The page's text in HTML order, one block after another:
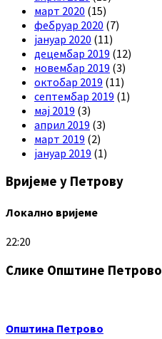
март 2020 (15)
фебруар 2020 (7)
јануар 2020 (11)
децембар 2019 (12)
новембар 2019 (3)
октобар 2019 (11)
септембар 2019 (1)
мај 2019 (3)
април 2019 (3)
март 2019 (2)
јануар 2019 (1)
Вријеме у Петрову
Локално вријеме
22:20
Слике Општине Петрово
Општина Петрово